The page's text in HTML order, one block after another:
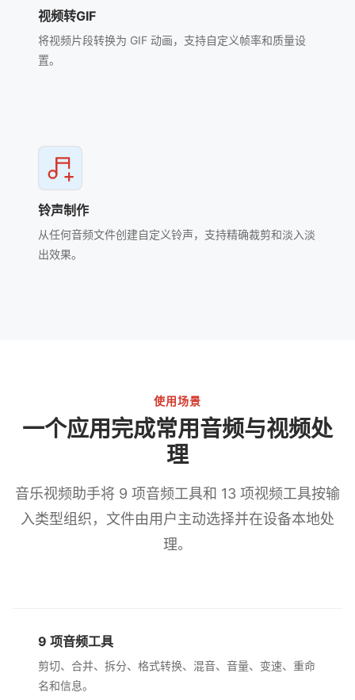
视频转GIF
将视频片段转换为 GIF 动画，支持自定义帧率和质量设
置。
铃声制作
从任何音频文件创建自定义铃声，支持精确裁剪和淡入淡
出效果。
使用场景
一个应用完成常用音频与视频处
理
音乐视频助手将 9 项音频工具和 13 项视频工具按输
入类型组织，文件由用户主动选择并在设备本地处
理。
9 项音频工具
剪切、合并、拆分、格式转换、混音、音量、变速、重命
名和信息。